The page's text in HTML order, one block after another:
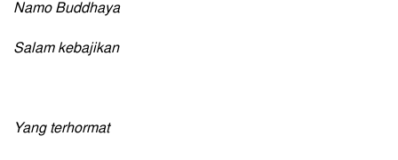
Namo Buddhaya
Salam kebajikan
Yang terhormat